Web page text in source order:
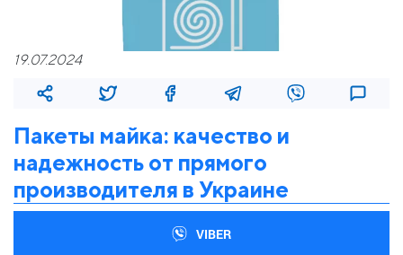
19.07.2024
Пакеты майка: качество и
надежность от прямого
производителя в Украине
VIBER